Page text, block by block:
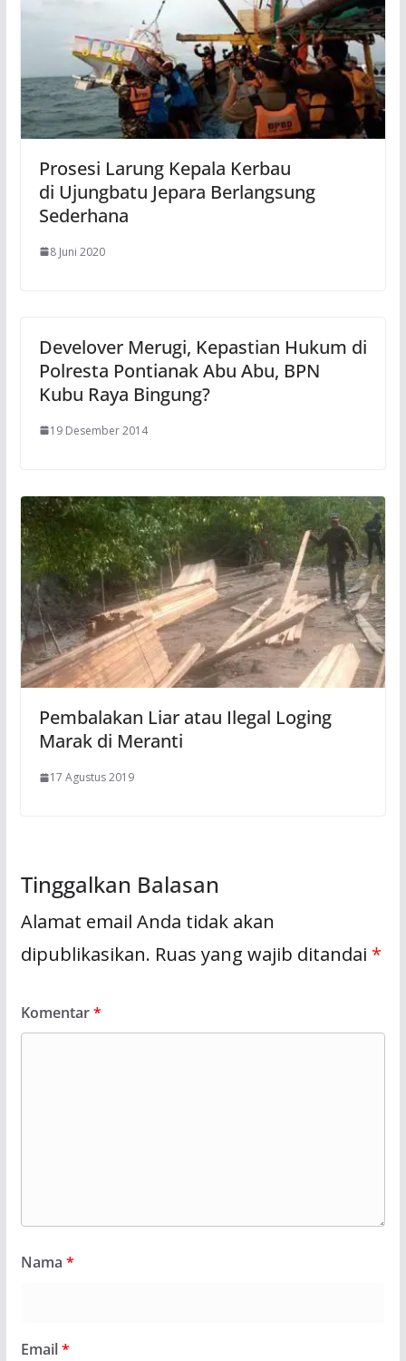
Prosesi Larung Kepala Kerbau
di Ujungbatu Jepara Berlangsung
Sederhana
8 Juni 2020
Develover Merugi, Kepastian Hukum di
Polresta Pontianak Abu Abu, BPN
Kubu Raya Bingung?
19 Desember 2014
Pembalakan Liar atau Ilegal Loging
Marak di Meranti
17 Agustus 2019
Tinggalkan Balasan
Alamat email Anda tidak akan
dipublikasikan. Ruas yang wajib ditandai *
Komentar*
Nama *
Email*